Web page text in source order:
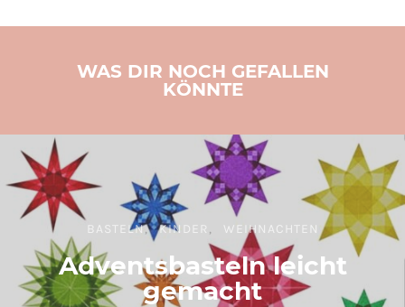
WAS DIR NOCH GEFALLEN
KÖNNTE
BASTELN KINDER WEIHNACHTEN
Adventsbasteln leicht
gemacht